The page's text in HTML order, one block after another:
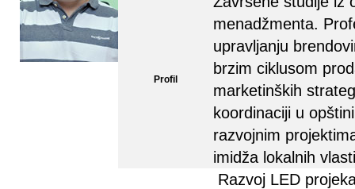
Profil
menadžmenta.
upravljanju
brzim ciklusom
marketinških
koordinaciji u
razvojnim
imidža lokalnih
Razvoj LED